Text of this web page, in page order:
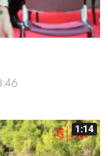
1:14